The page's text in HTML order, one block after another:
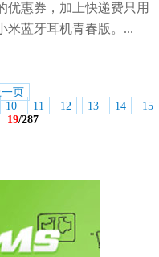
优惠券，加上快递费只用
米蓝牙耳机青春版。...
页
10 11 12 13 14
15
19/287